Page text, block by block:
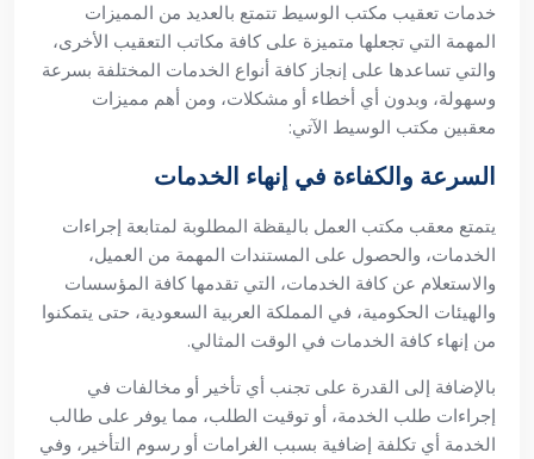
خدمات تعقيب مكتب الوسيط تتمتع بالعديد من المميزات
المهمة التي تجعلها متميزة على كافة مكاتب التعقيب الأخرى،
والتي تساعدها على إنجاز كافة أنواع الخدمات المختلفة بسرعة
وسهولة، وبدون أي أخطاء أو مشكلات، ومن أهم مميزات
معقبين مكتب الوسيط الآتي:
السرعة والكفاءة في إنهاء الخدمات
يتمتع معقب مكتب العمل باليقظة المطلوبة لمتابعة إجراءات
الخدمات، والحصول على المستندات المهمة من العميل،
والاستعلام عن كافة الخدمات، التي تقدمها كافة المؤسسات
والهيئات الحكومية، في المملكة العربية السعودية، حتى يتمكنوا
من إنهاء كافة الخدمات في الوقت المثالي.
بالإضافة إلى القدرة على تجنب أي تأخير أو مخالفات في
إجراءات طلب الخدمة، أو توقيت الطلب، مما يوفر على طالب
الخدمة أي تكلفة إضافية بسبب الغرامات أو رسوم التأخير، وفي